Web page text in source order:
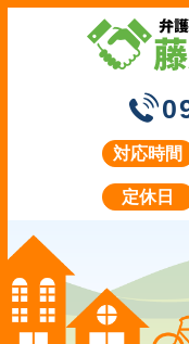
対応時間
定休日